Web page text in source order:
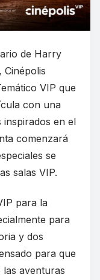
de Harry
Cinépolis
VIP que
con una
inspirados en el
comenzará
se
salas VIP.
para la
para
y dos
para que
las aventuras